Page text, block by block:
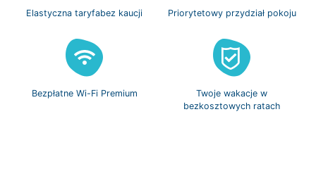
Elastyczna taryfabez kaucji Priorytetowy przydział pokoju
BezpłatneWi-Fi Premium
Twoje wakacje w
bezkosztowych ratach